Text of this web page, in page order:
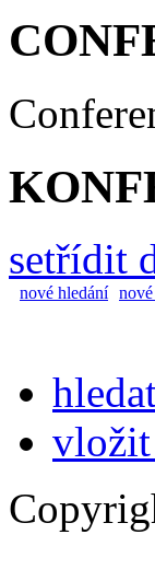
setřídit
nové hledání
vložit